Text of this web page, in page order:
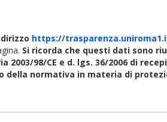
https://
Si ricorda che questi dati sono
98/CE e d. lgs. 36/2006 di
normativa in materia di